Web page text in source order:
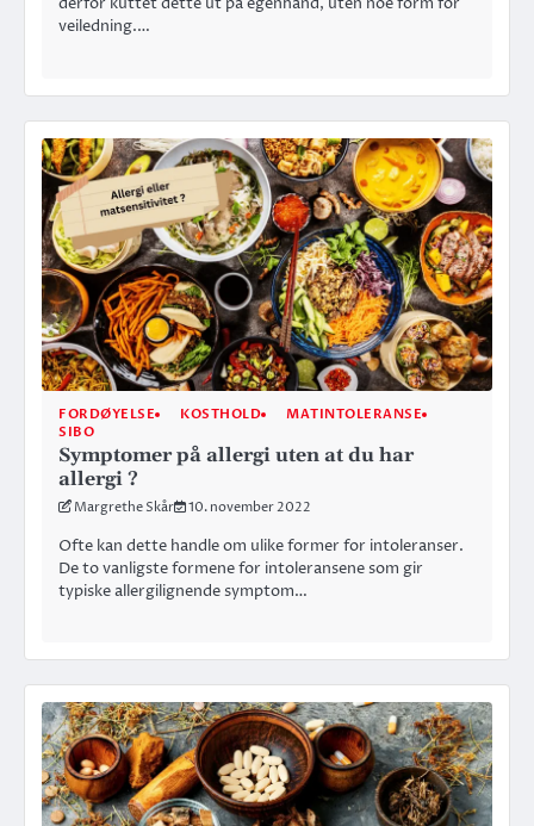
veiledning.…
FORDØYELSE KOSTHOLD
MATINTOLERANSE
SIBO
Symptomer på allergi uten at du har
allergi ?
Margrethe Skår 10. november 2022
Ofte kan dette handle om ulike former for intoleranser.
De to vanligste formene for intoleransene som gir
typiske allergilignende symptom…